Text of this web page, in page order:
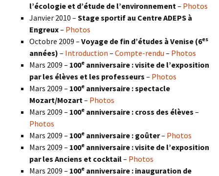
l’écologie et d’étude de l’environnement – Photos
Janvier 2010 – Stage sportif au Centre ADEPS à
Engreux– Photos
Octobre 2009 – Voyage de fin d’études à Venise (6es
années) – Introduction – Compte-rendu – Photos
Mars 2009 – 100e anniversaire : visite de l’exposition
par les élèves et les professeurs – Photos
Mars 2009 – 100e anniversaire : spectacle
Mozart/Mozart – Photos
Mars 2009 – 100e anniversaire : cross des élèves –
Photos
Mars 2009 – 100e anniversaire : goûter– Photos
Mars 2009 – 100e anniversaire : visite de l’exposition
par les Anciens et cocktail– Photos
Mars 2009 – 100e anniversaire : inauguration de